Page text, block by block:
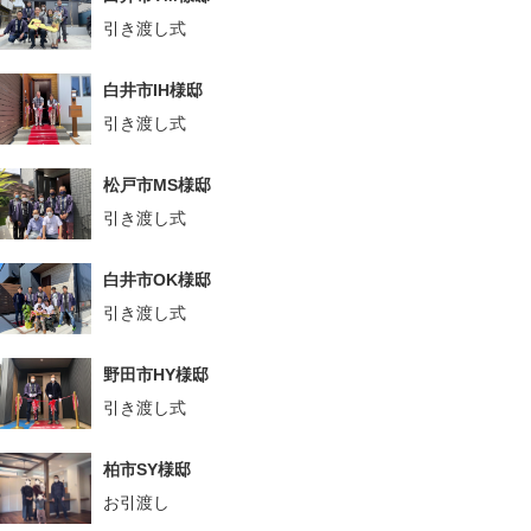
引き渡し式
白井市IH様邸
引き渡し式
松戸市MS様邸
引き渡し式
白井市OK様邸
引き渡し式
野田市HY様邸
引き渡し式
柏市SY様邸
お引渡し